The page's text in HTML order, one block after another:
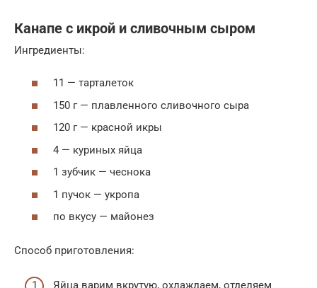
Канапе с икрой и сливочным сыром
Ингредиенты:
11 — тарталеток
150 г — плавленного сливочного сыра
120 г — красной икры
4 — куриных яйца
1 зубчик — чеснока
1 пучок — укропа
по вкусу — майонез
Способ приготовления:
Яйца варим вкрутую, охлаждаем, отделяем